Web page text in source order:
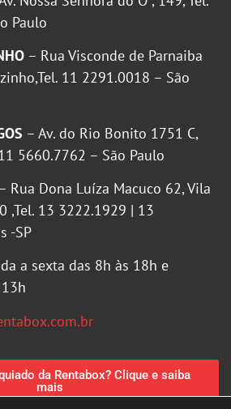
Paulo
– Rua Visconde de Parnaiba
11 2291.0018 – São
– Av. do Rio Bonito 1751 C,
5660.7762 – São Paulo
– Rua Dona Luíza Macuco 62, Vila
,Tel. 13 3222.1929 | 13
-SP
a sexta das 8h às 18h e
da Rentabox? Clique e saiba
mais